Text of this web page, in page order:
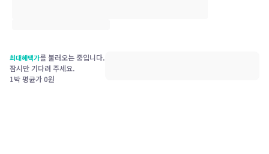
최대혜택가를 불러오는 중입니다.
잠시만 기다려 주세요.
1박 평균가0원